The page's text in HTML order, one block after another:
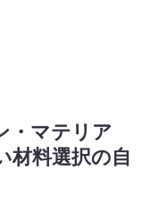
・マテリア
材料選択の自